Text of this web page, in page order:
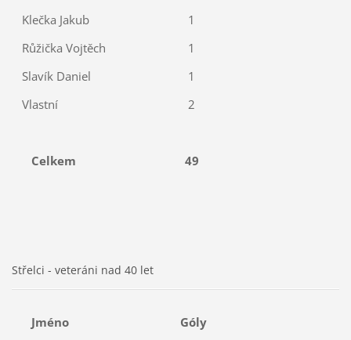
Klečka Jakub
1
Růžička Vojtěch
1
Slavík Daniel
1
Vlastní
2
Celkem 49
Střelci - veteráni nad 40 let
Jméno Góly